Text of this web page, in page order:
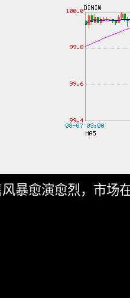
暴愈演愈烈，市场